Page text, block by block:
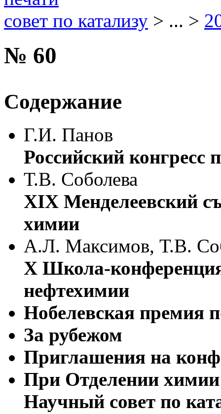
совет по катализу > ... >
№ 60
Содержание
Г.И. Панов
Российский конгресс
Т.В. Соболева
XIX Менделеевский
химии
А.Л. Максимов, Т.В.
X Школа-
нефтехимии
Нобелевская премия
За рубежом
Приглашения на
При Отделении
Научный совет по